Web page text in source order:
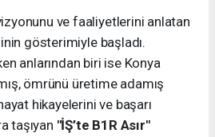
ve faaliyetlerini anlatan
gösterimiyle başladı.
anlarından biri ise Konya
ömrünü üretime adamış
hikayelerini ve başarı
taşıyan "İŞ’te B1R Asır"